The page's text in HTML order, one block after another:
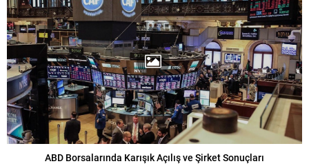
ABD Borsalarında Karışık Açılış ve Şirket Sonuçları